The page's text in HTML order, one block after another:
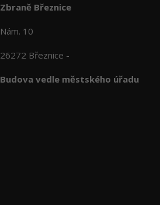
Zbraně Březnice
Nám. 10
26272 Březnice -
Budova vedle městského úřadu